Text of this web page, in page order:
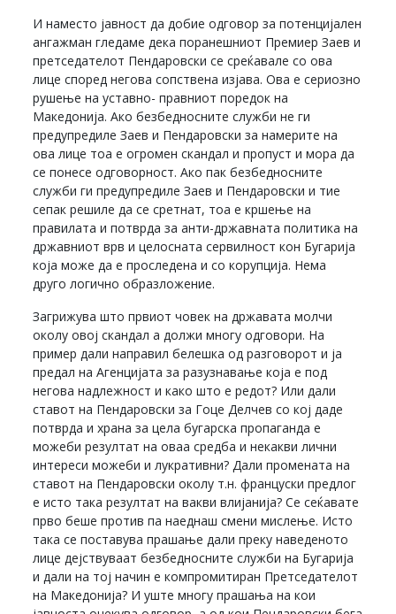
И наместо јавност да добие одговор за потенцијален
ангажман гледаме дека поранешниот Премиер Заев и
претседателот Пендаровски се среќавале со ова
лице според негова сопствена изјава. Ова е сериозно
рушење на уставно- правниот поредок на
Македонија. Ако безбедносните служби не ги
предупредиле Заев и Пендаровски за намерите на
ова лице тоа е огромен скандал и пропуст и мора да
се понесе одговорност. Ако пак безбедносните
служби ги предупредиле Заев и Пендаровски и тие
сепак решиле да се сретнат, тоа е кршење на
правилата и потврда за анти-државната политика на
државниот врв и целосната сервилност кон Бугарија
која може да е проследена и со корупција. Нема
друго логично образложение.
Загрижува што првиот човек на државата молчи
околу овој скандал а должи многу одговори. На
пример дали направил белешка од разговорот и ја
предал на Агенцијата за разузнавање која е под
негова надлежност и како што е редот? Или дали
ставот на Пендаровски за Гоце Делчев со кој даде
потврда и храна за цела бугарска пропаганда е
можеби резултат на оваа средба и некакви лични
интереси можеби и лукративни? Дали промената на
ставот на Пендаровски околу т.н. француски предлог
е исто така резултат на вакви влијанија? Се сеќавате
прво беше против па наеднаш смени мислење. Исто
така се поставува прашање дали преку наведеното
лице дејствуваат безбедносните служби на Бугарија
и дали на тој начин е компромитиран Претседателот
на Македонија? И уште многу прашања на кои